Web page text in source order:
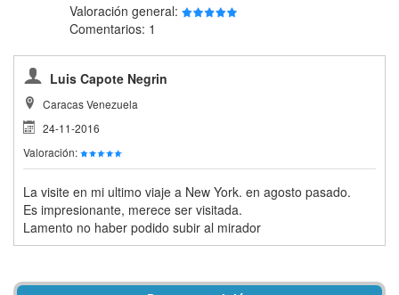
Valoración general:
Comentarios: 1
Luis Capote Negrin
Caracas Venezuela
24-11-2016
Valoración:
La visite en mi ultimo viaje a New York. en agosto pasado.
Es impresionante, merece ser visitada.
Lamento no haber podido subir al mirador